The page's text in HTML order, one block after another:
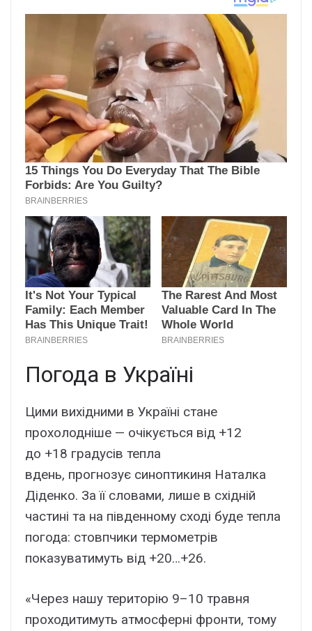
Погода в Україні
Цими вихідними в Україні стане
прохолодніше — очікується від +12
до +18 градусів тепла
вдень, прогнозує синоптикиня Наталка
Діденко. За її словами, лише в східній
частині та на південному сході буде тепла
погода: стовпчики термометрів
показуватимуть від +20…+26.
«Через нашу територію 9–10 травня
проходитимуть атмосферні фронти, тому